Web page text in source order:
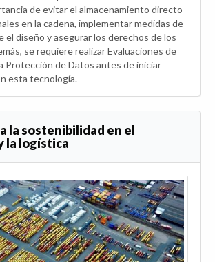
de evitar el almacenamiento directo
en la cadena, implementar medidas de
el diseño y asegurar los derechos de los
se requiere realizar Evaluaciones de
Protección de Datos antes de iniciar
esta tecnología.
la sostenibilidad en el
la logística